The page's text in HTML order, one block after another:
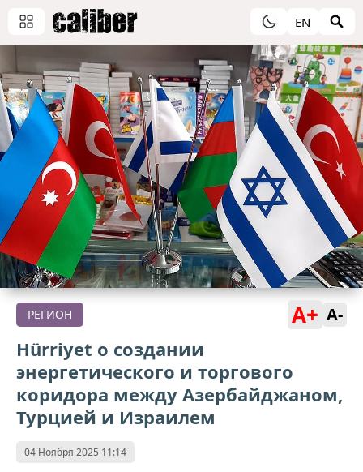
EN
РЕГИОН A+ A-
Hürriyet о создании
энергетического и торгового
коридора между Азербайджаном,
Турцией и Израилем
04 Ноября 2025 11:14